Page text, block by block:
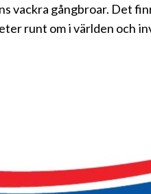
vackra gångbroar. Det
runt om i världen och